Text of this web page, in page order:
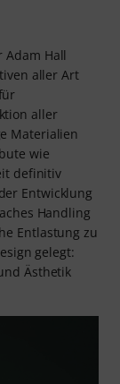
Adam Hall
aller Art
aller
Materialien
wie
definitiv
Entwicklung
Handling
Entlastung zu
gelegt:
Ästhetik